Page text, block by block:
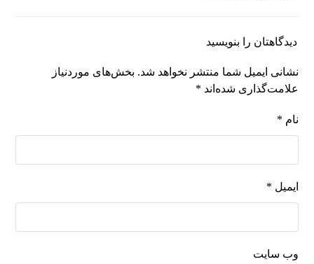
دیدگاهتان را بنویسید
نشانی ایمیل شما منتشر نخواهد شد. بخش‌های موردنیاز
علامت‌گذاری شده‌اند *
نام *
ایمیل *
وب‌ سایت